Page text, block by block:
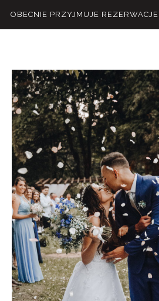
OBECNIE PRZYJMUJE
MENUS